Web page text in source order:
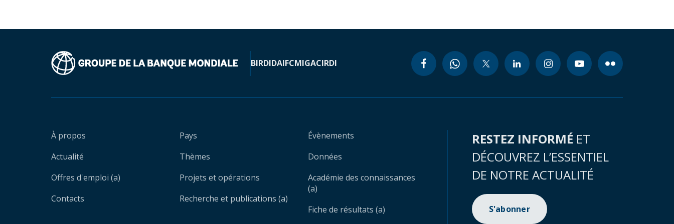
BIRDIDAIFCMIGACIRDI
À propos
Actualité
Offres d'emploi (a)
Contacts
Pays
Thèmes
Projets et opérations
Recherche et publications (a)
Évènements
Données
Académie des connaissances
(a)
Fiche de résultats (a)
RESTEZ INFORMÉ ET
DÉCOUVREZ L’ESSENTIEL
DE NOTRE ACTUALITÉ
S'abonner